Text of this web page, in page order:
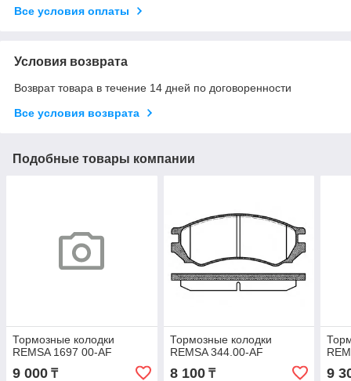
Все условия оплаты
Условия возврата
Возврат товара в течение 14 дней по договоренности
Все условия возврата
Подобные товары компании
Тормозные колодки
REMSA 1697 00-AF
9 000 ₸
Тормозные колодки
REMSA 344.00-AF
8 100₸ 9